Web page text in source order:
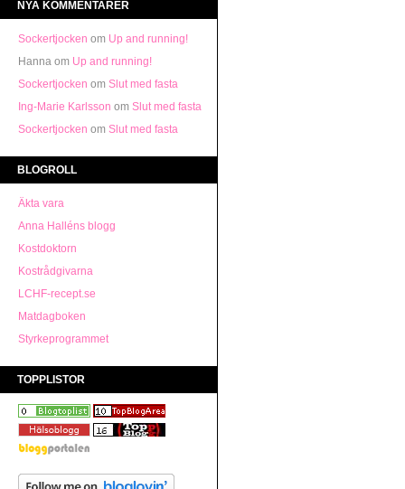
NYA KOMMENTARER
Sockertjocken om Up and running!
Hanna om Up and running!
Sockertjocken om Slut med fasta
Ing-Marie Karlsson om Slut med fasta
Sockertjocken om Slut med fasta
BLOGROLL
Äkta vara
Anna Halléns blogg
Kostdoktorn
Kostrådgivarna
LCHF-recept.se
Matdagboken
Styrkeprogrammet
TOPPLISTOR